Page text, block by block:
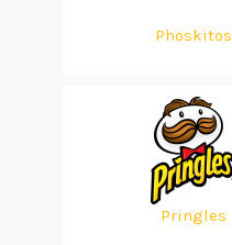
Phoskitos
Pringles